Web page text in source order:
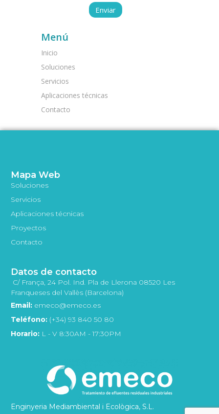
Menú
Inicio
Soluciones
Servicios
Aplicaciones técnicas
Contacto
Enginyeria Mediambiental i Ecològica, S.L.
Mapa Web
Soluciones
Servicios
Aplicaciones técnicas
Proyectos
Contacto
Datos de contacto
C/ França, 24 Pol. Ind. Pla de Llerona 08520 Les
Franqueses del Vallès (Barcelona)
Email: emeco@emeco.es
Teléfono: (+34) 93 840 50 80
Horario: L - V 8:30AM - 17:30PM